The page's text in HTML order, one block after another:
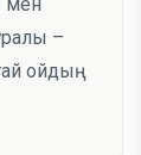
–
ойдың